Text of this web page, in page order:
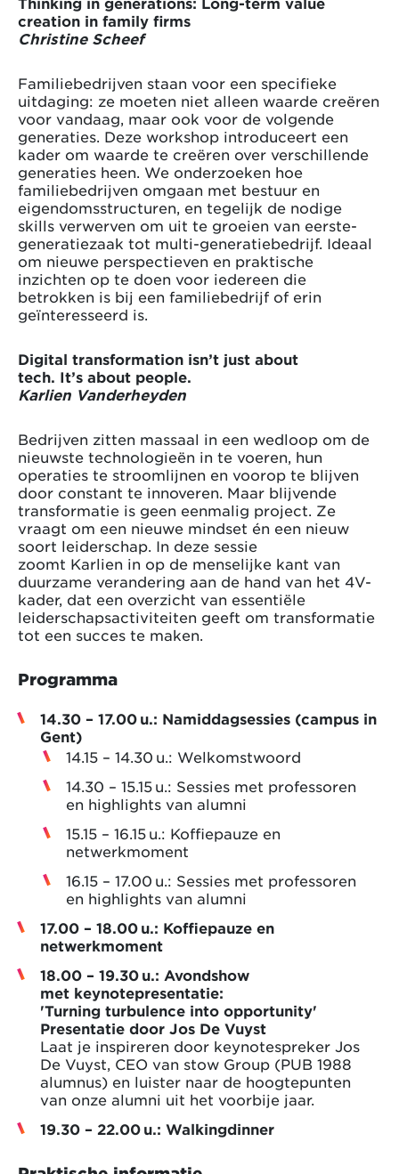
creation in family firms
Christine Scheef
Familiebedrijven staan voor een specifieke
uitdaging: ze moeten niet alleen waarde creëren
voor vandaag, maar ook voor de volgende
generaties. Deze workshop introduceert een
kader om waarde te creëren over verschillende
generaties heen. We onderzoeken hoe
familiebedrijven omgaan met bestuur en
eigendomsstructuren, en tegelijk de nodige
skills verwerven om uit te groeien van eerste-
generatiezaak tot multi-generatiebedrijf. Ideaal
om nieuwe perspectieven en praktische
inzichten op te doen voor iedereen die
betrokken is bij een familiebedrijf of erin
geïnteresseerd is.
Digital transformation isn’t just about
tech. It’s about people.
Karlien Vanderheyden
Bedrijven zitten massaal in een wedloop om de
nieuwste technologieën in te voeren, hun
operaties te stroomlijnen en voorop te blijven
door constant te innoveren. Maar blijvende
transformatie is geen eenmalig project. Ze
vraagt om een nieuwe mindset én een nieuw
soort leiderschap. In deze sessie
zoomt Karlien in op de menselijke kant van
duurzame verandering aan de hand van het 4V-
kader, dat een overzicht van essentiële
leiderschapsactiviteiten geeft om transformatie
tot een succes te maken.
Programma
14.30 – 17.00 u.: Namiddagsessies (campus in
Gent)
14.15 – 14.30 u.: Welkomstwoord
14.30 – 15.15 u.: Sessies met professoren
en highlights van alumni
15.15 – 16.15 u.: Koffiepauze en
netwerkmoment
16.15 – 17.00 u.: Sessies met professoren
en highlights van alumni
17.00 – 18.00 u.: Koffiepauze en
netwerkmoment
18.00 – 19.30 u.: Avondshow
met keynotepresentatie:
'Turning turbulence into opportunity'
Presentatie door Jos De Vuyst
Laat je inspireren door keynotespreker Jos
De Vuyst, CEO van stow Group (PUB 1988
alumnus) en luister naar de hoogtepunten
van onze alumni uit het voorbije jaar.
19.30 – 22.00 u.: Walkingdinner